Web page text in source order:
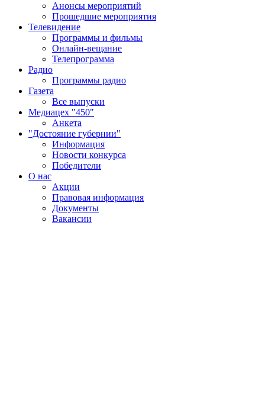
Анонсы мероприятий
Прошедшие мероприятия
Телевидение
Программы и фильмы
Онлайн-вещание
Телепрограмма
Радио
Программы радио
Газета
Все выпуски
Медиацех "450"
Анкета
"Достояние губернии"
Информация
Новости конкурса
Победители
О нас
Акции
Правовая информация
Документы
Вакансии